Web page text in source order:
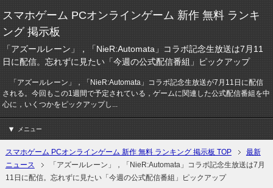
スマホゲーム PCオンラインゲーム 新作 無料 ランキ
ング 掲示板
「アズールレーン」，「NieR:Automata」コラボ記念生放送は7月11
日に配信。忘れずに見たい「今週の公式配信番組」ピックアップ
「アズールレーン」，「NieR:Automata」コラボ記念生放送が7月11日に配信
される。今回もこの1週間で予定されている，ゲームに関連した公式配信番組を中
心に，いくつかをピックアップし...
メニュー
スマホゲーム PCオンラインゲーム 新作 無料 ランキング 掲示板 TOP
最新
ニュース
「アズールレーン」，「NieR:Automata」コラボ記念生放送は7月
11日に配信。忘れずに見たい「今週の公式配信番組」ピックアップ